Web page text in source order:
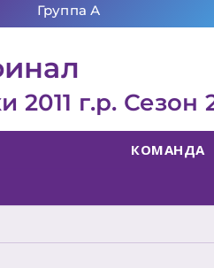
Группа А
2011 г.р. Сезон
КОМАНДА